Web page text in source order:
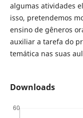
algumas atividades
isso, pretendemos
ensino de gêneros
auxiliar a tarefa do
temática nas suas
Downloads